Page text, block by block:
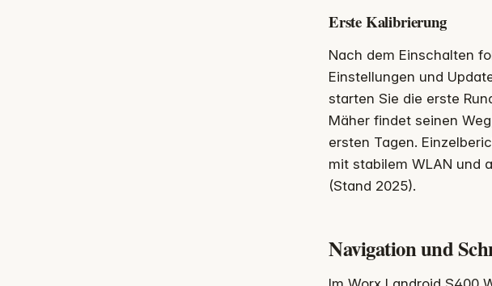
Erste Kalibrierung
Nach dem Einschalten
Einstellungen und
starten Sie die erste
Mäher findet seinen
ersten Tagen.
mit stabilem WLAN und
(Stand 2025).
Navigation und